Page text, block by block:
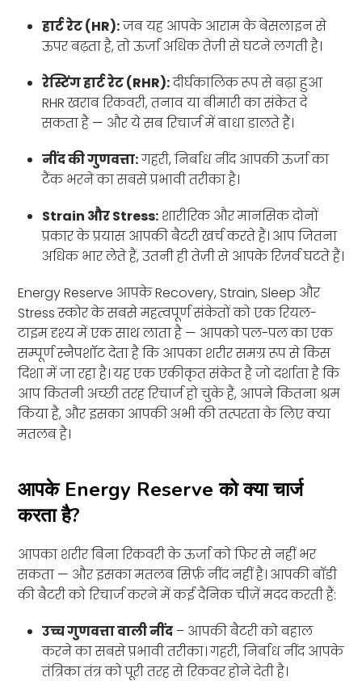
हार्ट रेट (HR):जब यह आपके आराम के बेसलाइन से
ऊपर बढ़ता है, तो ऊर्जा अधिक तेज़ी से घटने लगती है।
रेस्टिंग हार्ट रेट (RHR):दीर्घकालिक रूप से बढ़ा हुआ
RHR खराब रिकवरी, तनाव या बीमारी का संकेत दे
सकता है — और ये सब रिचार्ज में बाधा डालते हैं।
नींद की गुणवत्ता:गहरी, निर्बाध नींद आपकी ऊर्जा का
टैंक भरने का सबसे प्रभावी तरीका है।
Strain और Stress: शारीरिक और मानसिक दोनों
प्रकार के प्रयास आपकी बैटरी खर्च करते हैं। आप जितना
अधिक भार लेते हैं, उतनी ही तेज़ी से आपके रिज़र्व घटते हैं।
Energy Reserve आपके Recovery, Strain, Sleep और
Stress स्कोर के सबसे महत्वपूर्ण संकेतों को एक रियल-
टाइम दृश्य में एक साथ लाता है — आपको पल-पल का एक
सम्पूर्ण स्नैपशॉट देता है कि आपका शरीर समग्र रूप से किस
दिशा में जा रहा है। यह एक एकीकृत संकेत है जो दर्शाता है कि
आप कितनी अच्छी तरह रिचार्ज हो चुके हैं, आपने कितना श्रम
किया है, और इसका आपकी अभी की तत्परता के लिए क्या
मतलब है।
आपके Energy Reserve को क्या चार्ज
करता है?
आपका शरीर बिना रिकवरी के ऊर्जा को फिर से नहीं भर
सकता — और इसका मतलब सिर्फ़ नींद नहीं है। आपकी बॉडी
की बैटरी को रिचार्ज करने में कई दैनिक चीज़ें मदद करती हैं:
उच्च गुणवत्ता वाली नींद – आपकी बैटरी को बहाल
करने का सबसे प्रभावी तरीका। गहरी, निर्बाध नींद आपके
तंत्रिका तंत्र को पूरी तरह से रिकवर होने देती है।